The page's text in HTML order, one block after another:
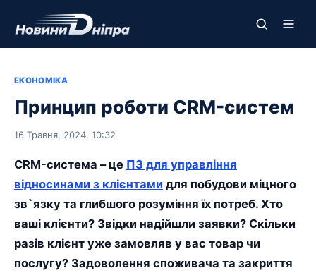
ЕКОНОМІКА
Принцип роботи CRM-систем
16 Травня, 2024, 10:32
CRM-система – це ПЗ для управління
відносинами з клієнтами для побудови міцного
зв`язку та глибшого розуміння їх потреб. Хто
ваші клієнти? Звідки надійшли заявки? Скільки
разів клієнт уже замовляв у вас товар чи
послугу? Задоволення споживача та закриття